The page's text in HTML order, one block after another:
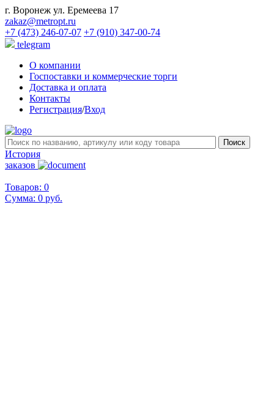
г. Воронеж ул. Еремеева 17
zakaz@metropt.ru
+7 (473) 246-07-07 +7 (910) 347-00-74
telegram
О компании
Госпоставки и коммерческие торги
Доставка и оплата
Контакты
Регистрация/Вход
История
заказов
Товаров: 0
Сумма: 0 руб.